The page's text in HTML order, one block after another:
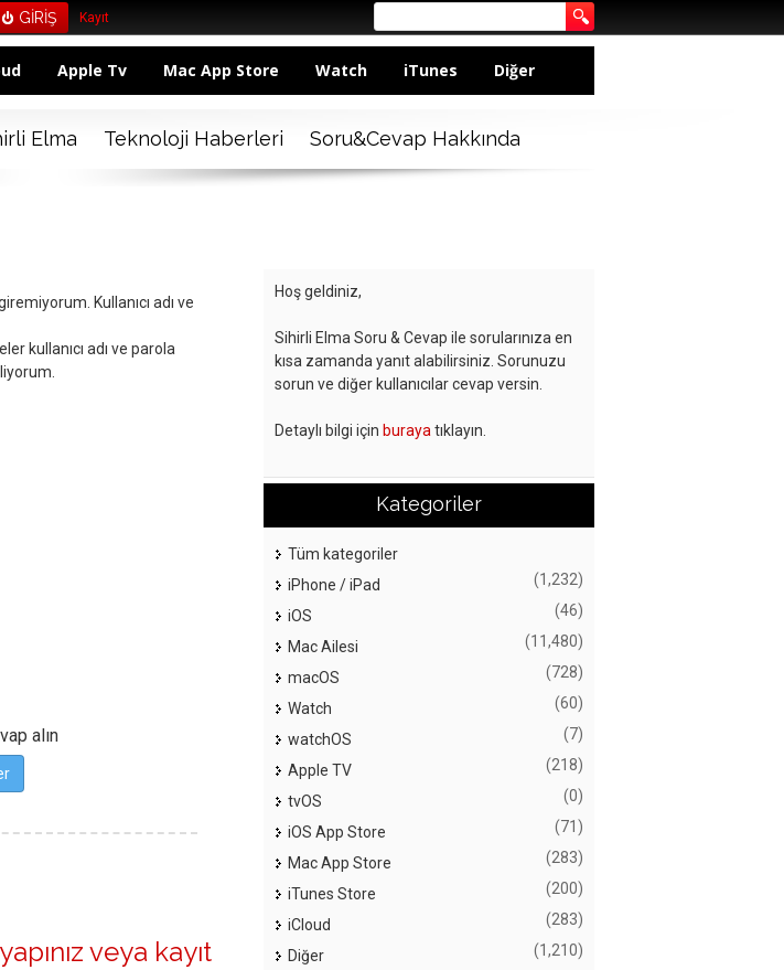
Kayıt
Apple Tv Mac App Store Watch iTunes Diğer
Elma Teknoloji Haberleri Soru&Cevap Hakkında
Kullanıcı adı ve
kullanıcı adı ve parola
alın
veya kayıt
Hoş geldiniz,
Sihirli Elma Soru & Cevap ile sorularınıza en
kısa zamanda yanıt alabilirsiniz. Sorunuzu
sorun ve diğer kullanıcılar cevap versin.
Detaylı bilgi için buraya tıklayın.
Kategoriler
Tüm kategoriler
iPhone / iPad
(1,232)
iOS (46)
Mac Ailesi (11,480)
macOS (728)
Watch (60)
watchOS (7)
Apple TV (218)
tvOS (0)
iOS App Store (71)
Mac App Store (283)
iTunes Store (200)
iCloud (283)
Diğer (1,210)